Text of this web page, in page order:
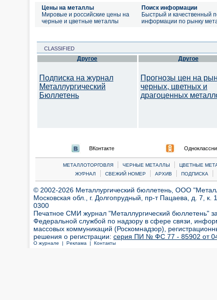
Цены на металлы
Мировые и российские цены на
черные и цветные металлы
Поиск информации
Быстрый и качественный
информации по рынку
CLASSIFIED
Другое
Подписка на журнал
Металлургический
Бюллетень
Другое
Прогнозы цен на
черных, цветных и
драгоценных
ВКонтакте
МЕТАЛЛОТОРГОВЛЯ | ЧЕРНЫЕ МЕТАЛЛЫ |
ЦВЕТНЫЕ
ЖУРНАЛ
| СВЕЖИЙ НОМЕР | АРХИВ | ПОДПИСКА |
© 2002-2026 Металлургический бюллетень, ООО
Московская обл., г. Долгопрудный, пр-т Пацаева, д. 7,
0300
Печатное СМИ журнал "Металлургический бюллетень"
Федеральной службой по надзору в сфере связи,
массовых коммуникаций (Роскомнадзор),
решения о регистрации: серия ПИ № ФС 77 - 85902 от 04
О журнале | Реклама | Контакты